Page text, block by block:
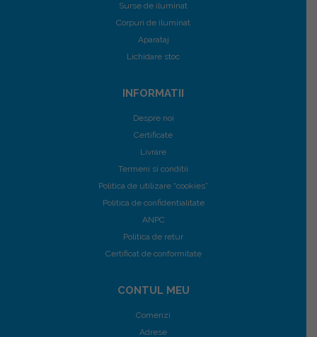
Surse de iluminat
Corpuri de iluminat
Aparataj
Lichidare stoc
INFORMATII
Despre noi
Certificate
Livrare
Termeni si conditii
Politica de utilizare “cookies”
Politica de confidentialitate
ANPC
Politica de retur
Certificat de conformitate
CONTUL MEU
Comenzi
Adrese